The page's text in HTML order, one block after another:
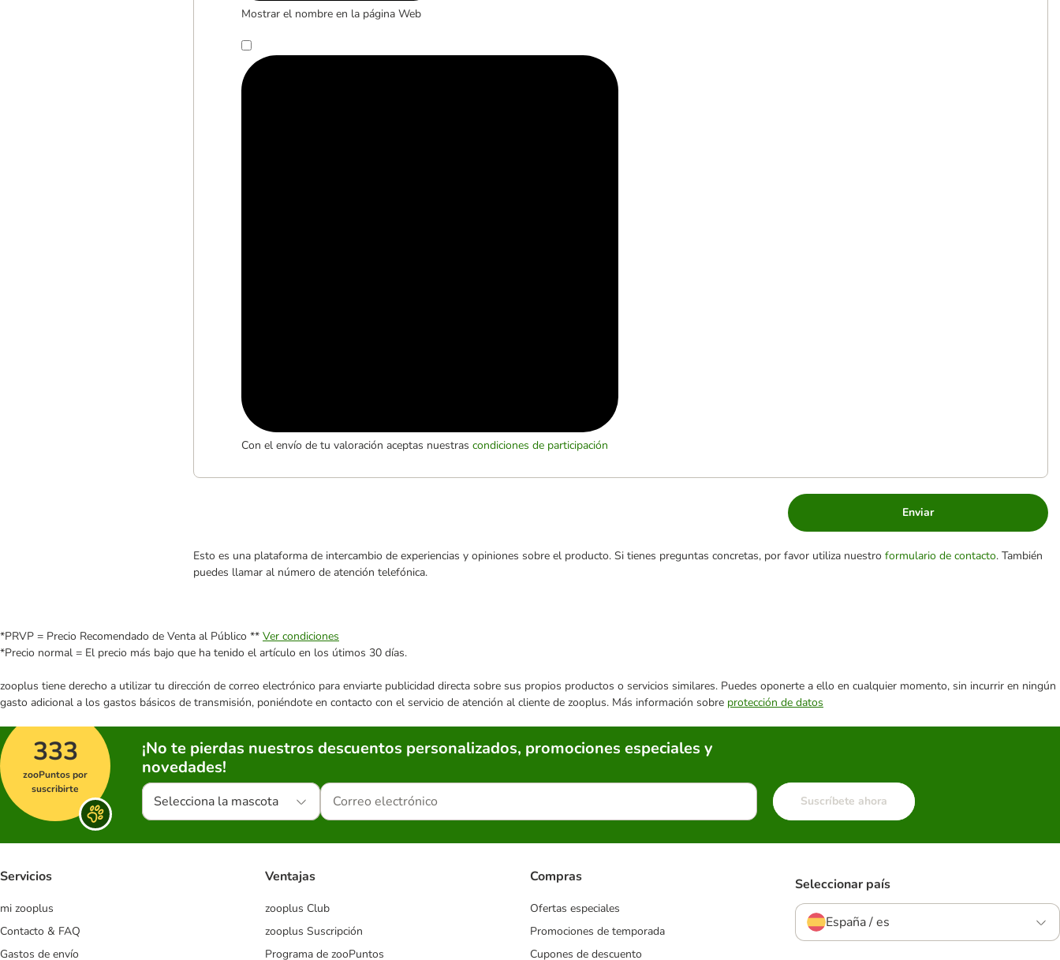
Mostrar el nombre en la página Web
Con el envío de tu valoración aceptas nuestras condiciones de participación
Enviar
Esto es una plataforma de intercambio de experiencias y opiniones sobre el producto. Si tienes preguntas concretas, por favor utiliza nuestro formulario de contacto. También
puedes llamar al número de atención telefónica.
*PRVP = Precio Recomendado de Venta al Público ** Ver condiciones
*Precio normal = El precio más bajo que ha tenido el artículo en los útimos 30 días.
zooplus tiene derecho a utilizar tu dirección de correo electrónico para enviarte publicidad directa sobre sus propios productos o servicios similares. Puedes oponerte a ello en cualquier momento, sin incurrir en ningún
gasto adicional a los gastos básicos de transmisión, poniéndote en contacto con el servicio de atención al cliente de zooplus. Más información sobre protección de datos
333
zooPuntos por
suscribirte
¡No te pierdas nuestros descuentos personalizados, promociones especiales y
novedades!
Selecciona la mascota Suscríbete ahora
Servicios
mi zooplus
Contacto & FAQ
Gastos de envío
Ventajas
zooplus Club
zooplus Suscripción
Programa de zooPuntos
Compras
Ofertas especiales
Promociones de temporada
Cupones de descuento
Seleccionar país
España / es